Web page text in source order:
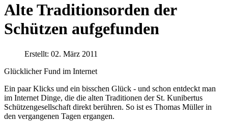
Alte Traditionsorden der
Schützen aufgefunden
Erstellt: 02. März 2011
Glücklicher Fund im Internet
Ein paar Klicks und ein bisschen Glück - und schon entdeckt man
im Internet Dinge, die die alten Traditionen der St. Kunibertus
Schützengesellschaft direkt berühren. So ist es Thomas Müller in
den vergangenen Tagen ergangen.